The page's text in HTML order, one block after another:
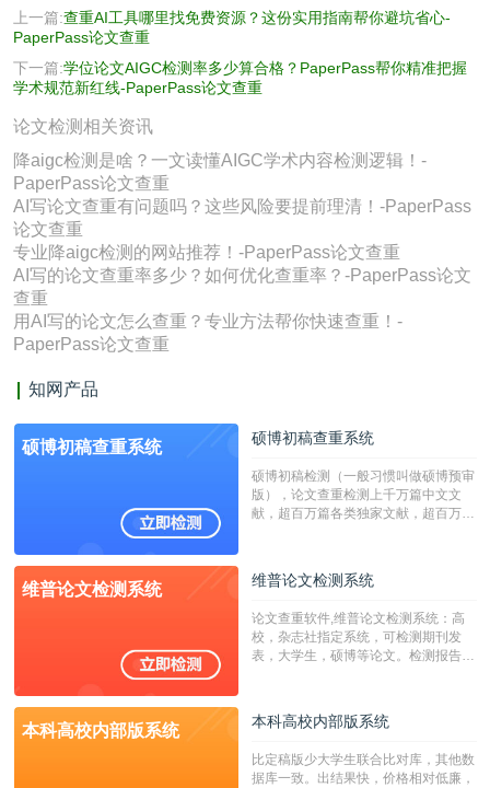
上一篇:查重AI工具哪里找免费资源？这份实用指南帮你避坑省心-
PaperPass论文查重
下一篇:学位论文AIGC检测率多少算合格？PaperPass帮你精准把握
学术规范新红线-PaperPass论文查重
论文检测相关资讯
降aigc检测是啥？一文读懂AIGC学术内容检测逻辑！-
PaperPass论文查重
AI写论文查重有问题吗？这些风险要提前理清！-PaperPass
论文查重
专业降aigc检测的网站推荐！-PaperPass论文查重
AI写的论文查重率多少？如何优化查重率？-PaperPass论文
查重
用AI写的论文怎么查重？专业方法帮你快速查重！-
PaperPass论文查重
知网产品
硕博初稿查重系统 硕博初稿查重系统
硕博初稿检测（一般习惯叫做硕博预审
版），论文查重检测上千万篇中文文
献，超百万篇各类独家文献，超百万港
校用来检测硕博论文的系统，检测范围
广，数据来源真实，检测算法合理!本
字符数30万）
维普论文检测系统 维普论文检测系统
论文查重软件,维普论文检测系统：高
校，杂志社指定系统，可检测期刊发
表，大学生，硕博等论文。检测报告支
本科高校内部版系统 本科高校内部版系统
比定稿版少大学生联合比对库，其他数
据库一致。出结果快，价格相对低廉，